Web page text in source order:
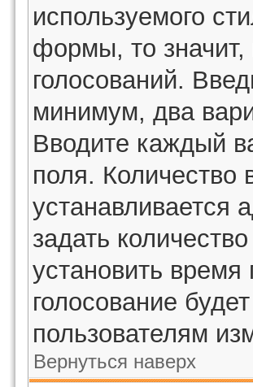
используемого
формы, то значит,
голосований.
минимум, два
Вводите каждый
поля. Количество
задать
установить время
голосование
пользователям
Вернуться наверх